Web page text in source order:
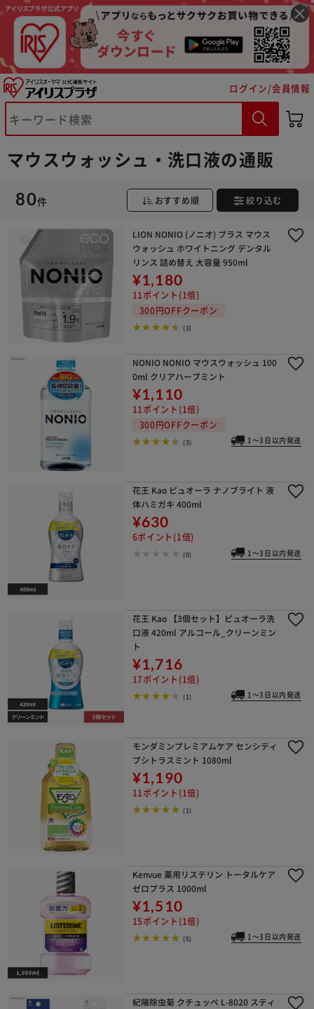
ログイン/会員情報
マウスウォッシュ・洗口液の通販
80件 おすすめ順 絞り込む
LION NONIO (ノニオ) プラス マウス
ウォッシュ ホワイトニング デンタル
リンス 詰め替え 大容量 950ml
¥1,180
11ポイント(1倍)
300円OFFクーポン
(3)
NONIO NONIO マウスウォッシュ 100
0ml クリアハーブミント
¥1,110
11ポイント(1倍)
300円OFFクーポン
(3) 1～3日以内発送
花王 Kao ピュオーラ ナノブライト 液
体ハミガキ 400ml
¥630
6ポイント(1倍)
(0) 1～3日以内発送
花王 Kao 【3個セット】ピュオーラ洗
口液 420ml アルコール_クリーンミン
ト
¥1,716
17ポイント(1倍)
(1) 1～3日以内発送
モンダミンプレミアムケア センシティ
ブシトラスミント 1080ml
¥1,190
11ポイント(1倍)
(1)
Kenvue 薬用リステリン トータルケア
ゼロプラス 1000ml
¥1,510
15ポイント(1倍)
(5) 1～3日以内発送
紀陽除虫菊 クチュッペ L-8020 スティ
※ご確認ください
カートに入れる 購入手続きへ